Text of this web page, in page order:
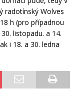
radotínský Wolves
h (pro případnou
listopadu. a 14.
i 18. a 30. ledna